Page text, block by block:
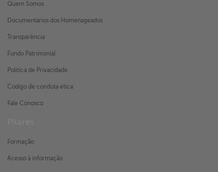
Quem Somos
Documentários dos Homenageados
Transparência
Fundo Patrimonial
Política de Privacidade
Código de conduta ética
Fale Conosco
Formação
Acesso à informação